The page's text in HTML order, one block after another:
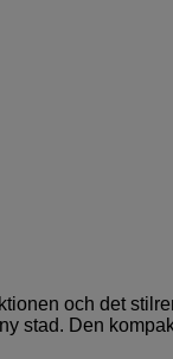
och det
stad. Den